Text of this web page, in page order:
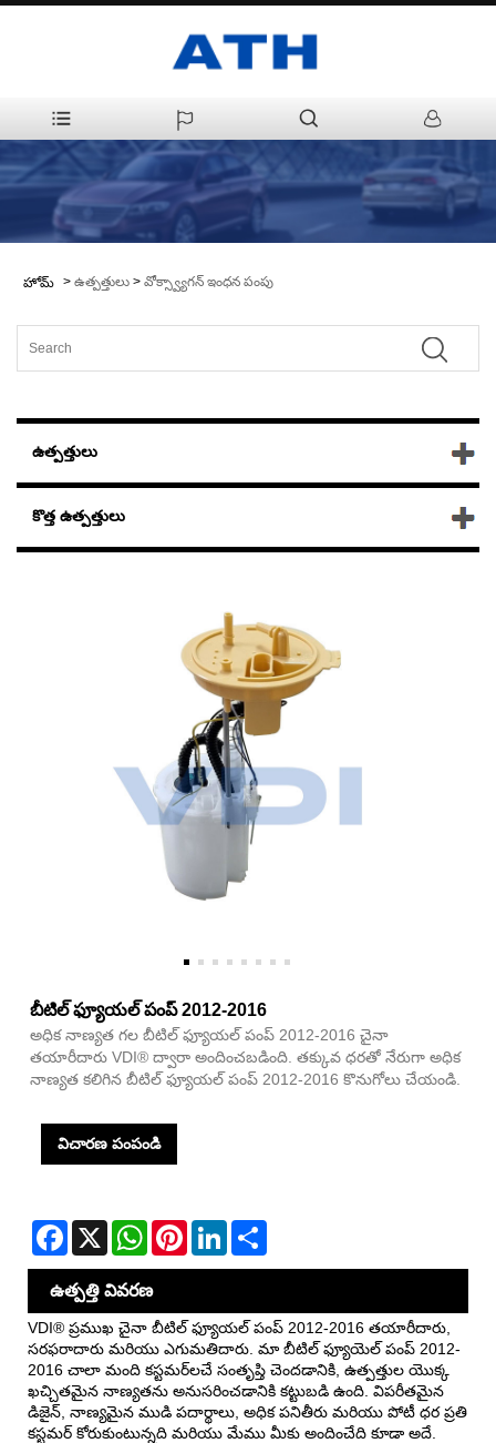
హోమ్ > ఉత్పత్తులు > వోక్స్వ్యాగన్ ఇంధన పంపు
ఉత్పత్తులు
కొత్త ఉత్పత్తులు
బీటిల్ ఫ్యూయల్ పంప్ 2012-2016
అధిక నాణ్యత గల బీటిల్ ఫ్యూయల్ పంప్ 2012-2016 చైనా
తయారీదారు VDI® ద్వారా అందించబడింది. తక్కువ ధరతో నేరుగా అధిక
నాణ్యత కలిగిన బీటిల్ ఫ్యూయల్ పంప్ 2012-2016 కొనుగోలు చేయండి.
విచారణ పంపండి
Facebook
X WhatsAppPinterestLinkedIn
ఉత్పత్తి వివరణ
VDI® ప్రముఖ చైనా బీటిల్ ఫ్యూయల్ పంప్ 2012-2016 తయారీదారు,
సరఫరాదారు మరియు ఎగుమతిదారు. మా బీటిల్ ఫ్యూయెల్ పంప్ 2012-
2016 చాలా మంది కస్టమర్‌లచే సంతృప్తి చెందడానికి, ఉత్పత్తుల యొక్క
ఖచ్చితమైన నాణ్యతను అనుసరించడానికి కట్టుబడి ఉంది. విపరీతమైన
డిజైన్, నాణ్యమైన ముడి పదార్థాలు, అధిక పనితీరు మరియు పోటీ ధర ప్రతి
కస్టమర్ కోరుకుంటున్నది మరియు మేము మీకు అందించేది కూడా అదే.